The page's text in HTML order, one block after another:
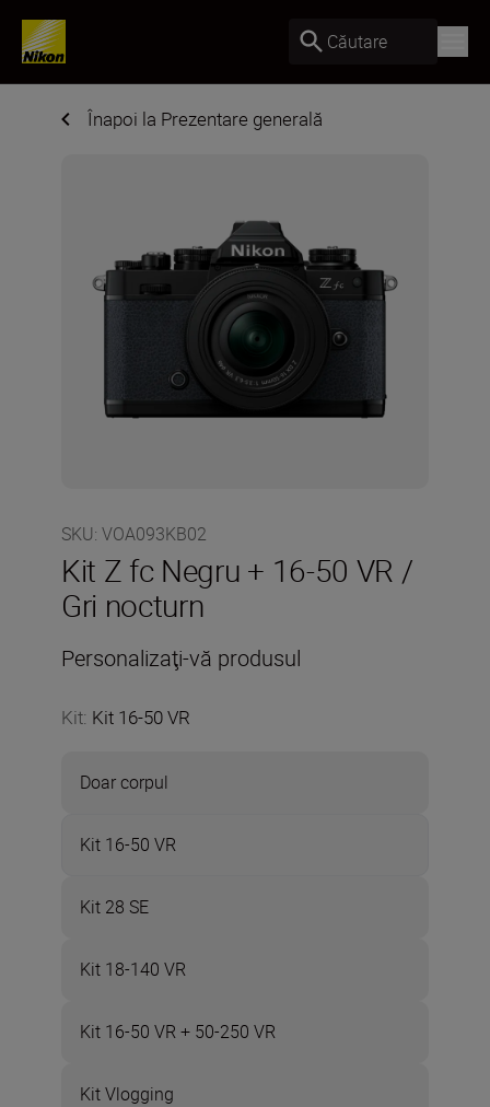
Căutare
Înapoi la Prezentare generală
SKU: VOA093KB02
Kit Z fc Negru + 16-50 VR /
Gri nocturn
Personalizaţi-vă produsul
Kit: Kit 16-50 VR
Doar corpul
Kit 16-50 VR
Kit 28 SE
Kit 18-140 VR
Kit 16-50 VR + 50-250 VR
Kit Vlogging